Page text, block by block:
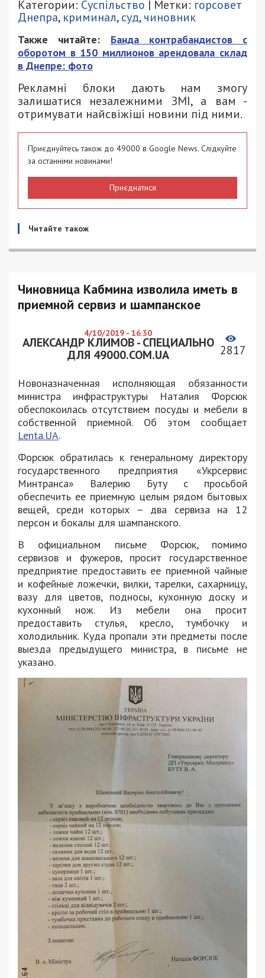
Категории: Суспільство | Метки: горсовет
Днепра, криминал,суд,чиновник
Также читайте: Банда контрабандистов с
оборотом в 150 миллионов арендовала склад
в Днепре: фото
Рекламні блоки дають нам змогу
залишатися незалежними ЗМІ, а вам -
отримувати найсвіжіші новини під ними.
Приєднуйтесь також до 49000 в Google News. Слідкуйте
за останніми новинами!
Приєднатися
Читайте також
Чиновница Кабмина изволила иметь в
приемной сервиз и шампанское
4/10/2019 - 16:30
АЛЕКСАНДР КЛИМОВ - СПЕЦИАЛЬНО
ДЛЯ 49000.COM.UA
2817
Новоназначенная исполняющая обязанности
министра инфраструктуры Наталия Форсюк
обеспокоилась отсутствием посуды и мебели в
собственной приемной. Об этом сообщает
Lenta.UA.
Форсюк обратилась к генеральному директору
государственного предприятия «Укрсервис
Минтранса» Валерию Буту с просьбой
обеспечить ее приемную целым рядом бытовых
вещей, среди которых – два сервиза на 12
персон и бокалы для шампанского.
В официальном письме Форсюк, помимо
сервизов и фужеров, просит государственное
предприятие предоставить ее приемной чайные
и кофейные ложечки, вилки, тарелки, сахарницу,
вазу для цветов, подносы, кухонную доску и
кухонный нож. Из мебели она просит
предоставить стулья, кресло, тумбочку и
холодильник. Куда пропали эти предметы после
выезда предыдущего министра, в письме не
указано.